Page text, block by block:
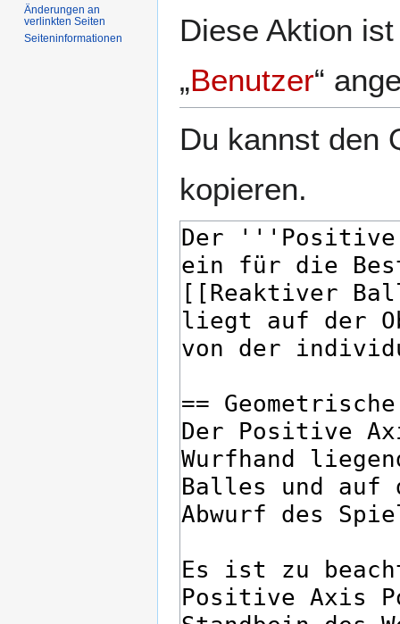
Diese Aktion
„Benutzer“
Du kannst den
kopieren.
Änderungen an
verlinkten Seiten
Seiten­­informationen